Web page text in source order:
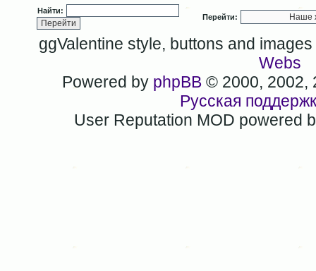
Найти:
Перейти:
ggValentine style, buttons and
Webs
Powered by phpBB © 2000, 2002,
Русская
User Reputation MOD powered